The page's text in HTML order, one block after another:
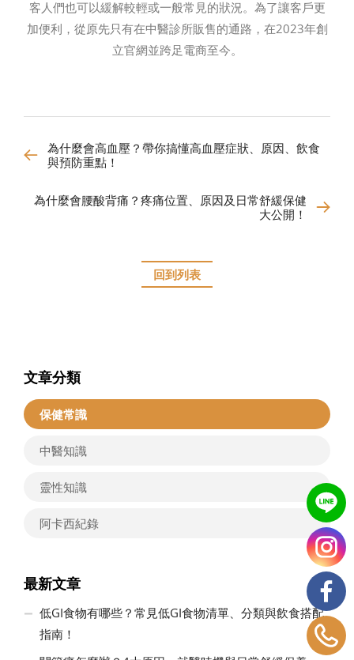
客人們也可以緩解較輕或一般常見的狀況。為了讓客戶更
加便利，從原先只有在中醫診所販售的通路，在2023年創
立官網並跨足電商至今。
為什麼會高血壓？帶你搞懂高血壓症狀、原因、飲食
與預防重點！
為什麼會腰酸背痛？疼痛位置、原因及日常舒緩保健
大公開！
回到列表
文章分類
保健常識
中醫知識
靈性知識
阿卡西紀錄
最新文章
低GI食物有哪些？常見低GI食物清單、分類與飲食搭配
指南！